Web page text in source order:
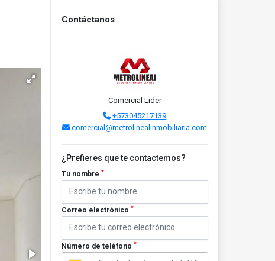
Contáctanos
Comercial Lider
+573045217139
comercial@metrolinealinmobiliaria.com
¿Prefieres que te contactemos?
Tu nombre *
Correo electrónico *
Número de teléfono *